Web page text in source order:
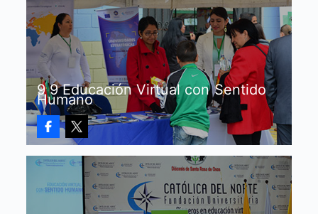
9 9 Educación Virtual con Sentido
Humano